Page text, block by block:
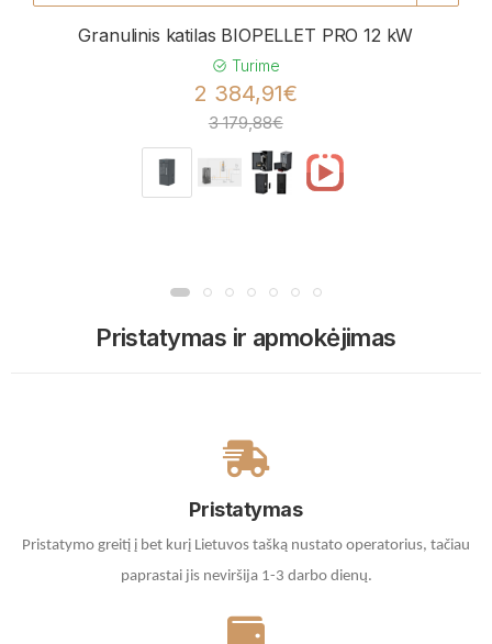
Granulinis katilas BIOPELLET PRO 12 kW
Turime
2 384,91€
3 179,88€
Pristatymas ir apmokėjimas
Pristatymas
Pristatymo greitį į bet kurį Lietuvos tašką nustato operatorius, tačiau
paprastai jis neviršija 1-3 darbo dienų.